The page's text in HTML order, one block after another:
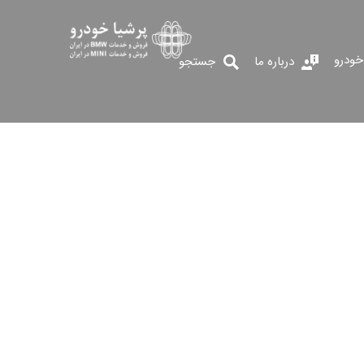
درباره ما جستجو